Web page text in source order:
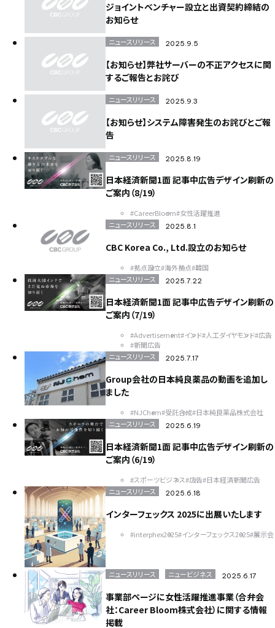
水素還元反応
農薬 子会社 bioplanet 益虫
ISCC
シングルユースバッグ
バイオ医薬EXPO
Solid-State Battery Summit
アプリ
健食原料OEM展2023
光 蒸着 医薬品分析 光学薄膜
蒸着加工
試験室 サッカー 医薬品
スポーツビジネス
China ASEAN Europe
Global
Top message
そらぷち 北海道
大原小児がん基金
滝川
サンライフ株式会社
グラフェン 取扱商材
Computar
M&Aクラウド
EUROSPINE
ヘルシンキ ギリシャ 拠点設立
BIOGARD
インターフェックス
バイオ DYMAX
UV硬化接着剤
業務効率化
AIチャットボット
VEPLUS
Exhibition 展示会 Foodex
Recruit
自動車＆電子機器・部材生産
レンズ
new office Nagoya 移転
ジョイントベンチャー設立と出資契約締結の
お知らせ
ニュースリリース 2025.9.5
【お知らせ】弊社サーバーの不正アクセスに関
するご報告とお詫び
ニュースリリース 2025.9.3
【お知らせ】システム障害発生のお詫びとご報
告
ニュースリリース 2025.8.19
日本経済新聞1面 記事中広告デザイン刷新の
ご案内（8/19）
#CareerBloom#女性活躍推進
ニュースリリース
2025.8.1
CBC Korea Co., Ltd.設立のお知らせ
#拠点設立#海外拠点#韓国
ニュースリリース
2025.7.22
日本経済新聞1面 記事中広告デザイン刷新の
ご案内（7/19）
#Advertisement#インド#人工ダイヤモンド#広告
#新聞広告
ニュースリリース
2025.7.17
Group会社の日本純良薬品の動画を追加し
ました
#NJChem#受託合成#日本純良薬品株式会社
ニュースリリース
2025.6.19
日本経済新聞1面 記事中広告デザイン刷新の
ご案内（6/19）
#スポーツビジネス#広告#日本経済新聞広告
ニュースリリース
2025.6.18
インターフェックス 2025に出展いたします
#interphex2025#インターフェックス2025#展示会
ニュースリリース ニュービジネス 2025.6.17
事業部ページに女性活躍推進事業（合弁会
社：Career Bloom株式会社）に関する情報
掲載